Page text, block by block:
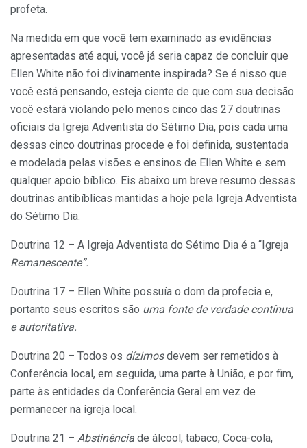
profeta.
Na medida em que você tem examinado as evidências
apresentadas até aqui, você já seria capaz de concluir que
Ellen White não foi divinamente inspirada? Se é nisso que
você está pensando, esteja ciente de que com sua decisão
você estará violando pelo menos cinco das 27 doutrinas
oficiais da Igreja Adventista do Sétimo Dia, pois cada uma
dessas cinco doutrinas procede e foi definida, sustentada
e modelada pelas visões e ensinos de Ellen White e sem
qualquer apoio bíblico. Eis abaixo um breve resumo dessas
doutrinas antibíblicas mantidas a hoje pela Igreja Adventista
do Sétimo Dia:
Doutrina 12 – A Igreja Adventista do Sétimo Dia é a “Igreja
Remanescente”.
Doutrina 17 – Ellen White possuía o dom da profecia e,
portanto seus escritos são uma fonte de verdade contínua
e autoritativa.
Doutrina 20 – Todos os dízimosdevem ser remetidos à
Conferência local, em seguida, uma parte à União, e por fim,
parte às entidades da Conferência Geral em vez de
permanecer na igreja local.
Doutrina 21 – Abstinência de álcool, tabaco, Coca-cola,